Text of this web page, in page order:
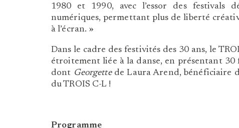
1980 et 1990, avec l’essor des festivals
numériques, permettant plus de liberté
à l’écran. »
Dans le cadre des festivités des 30 ans, le
étroitement liée à la danse, en présentant
dont Georgettede Laura Arend, bénéficiaire
du TROIS C-L !
Programme